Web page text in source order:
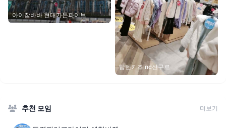
아이잗바바 현대가든파이브
탑텐키즈 nc신구로
추천 모임 더보기